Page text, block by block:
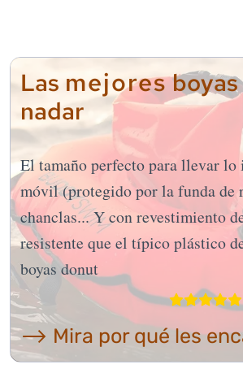
Las mejoresboyas
nadar
El tamaño perfecto para llevar
móvil (protegido por la funda de
chanclas... Y con revestimiento
resistente que el típico plástico
boyas donut
⟶ Mira por qué les